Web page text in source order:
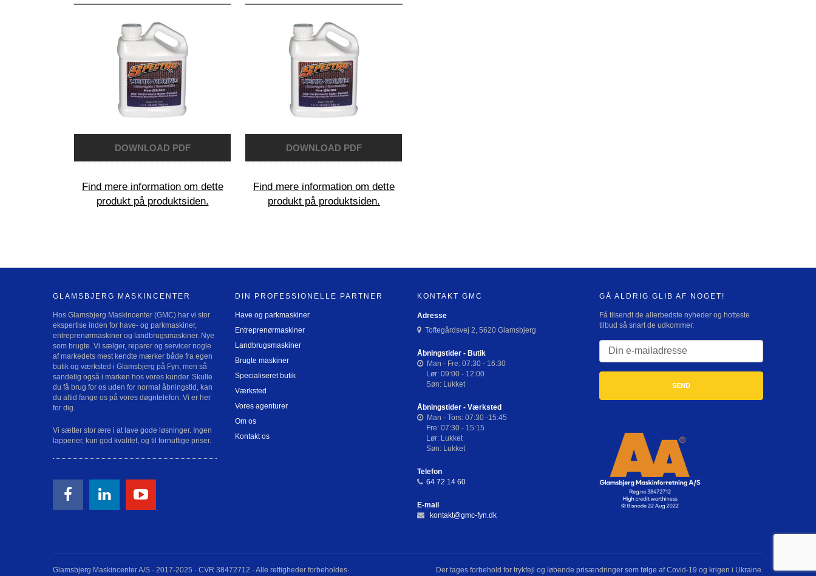
Find mere information om dette
produkt på produktsiden.
Find mere information om dette
produkt på produktsiden.
GLAMSBJERG MASKINCENTER
Hos Glamsbjerg Maskincenter (GMC) har vi stor
ekspertise inden for have- og parkmaskiner,
entreprenørmaskiner og landbrugsmaskiner. Nye
som brugte. Vi sælger, reparer og servicer nogle
af markedets mest kendte mærker både fra egen
butik og værksted i Glamsbjerg på Fyn, men så
sandelig også i marken hos vores kunder. Skulle
du få brug for os uden for normal åbningstid, kan
du altid fange os på vores døgntelefon. Vi er her
for dig.
Vi sætter stor ære i at lave gode løsninger. Ingen
lapperier, kun god kvalitet, og til fornuftige priser.
DIN PROFESSIONELLE PARTNER
Have og parkmaskiner
Entreprenørmaskiner
Landbrugsmaskiner
Brugte maskiner
Specialiseret butik
Værksted
Vores agenturer
Om os
Kontakt os
KONTAKT GMC
Adresse
Toftegårdsvej 2, 5620 Glamsbjerg
Åbningstider - Butik
Man - Fre: 07:30 - 16:30
Lør: 09:00 - 12:00
Søn: Lukket
Åbningstider - Værksted
Man - Tors: 07:30 -15:45
Fre: 07:30 - 15:15
Lør: Lukket
Søn: Lukket
Telefon
64 72 14 60
E-mail
kontakt@gmc-fyn.dk
GÅ ALDRIG GLIB AF NOGET!
Få tilsendt de allerbedste nyheder og hotteste
tilbud så snart de udkommer.
Glamsbjerg Maskincenter A/S · 2017-2025 · CVR 38472712 · Alle rettigheder forbeholdes·
Der tages forbehold for trykfejl og løbende prisændringer som følge af Covid-19 og krigen i Ukraine.